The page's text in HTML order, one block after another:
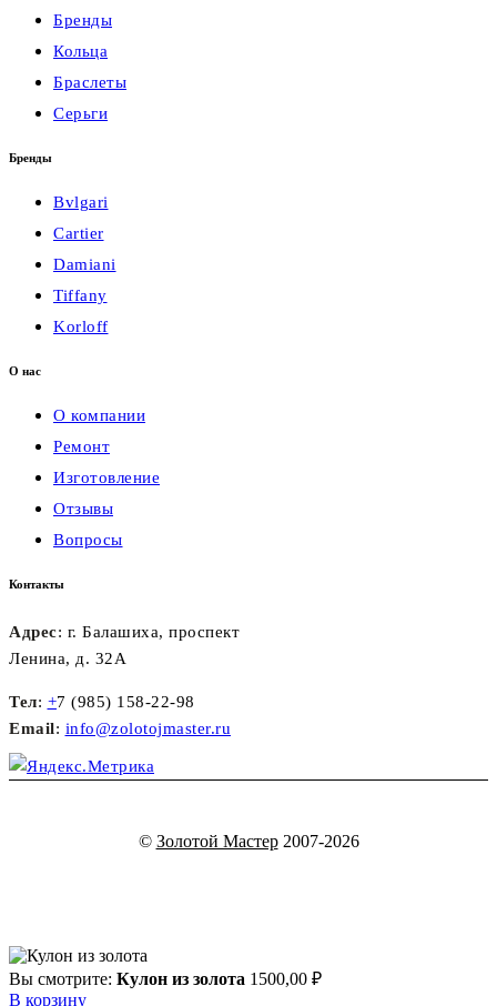
Бренды
Кольца
Браслеты
Серьги
Бренды
Bvlgari
Cartier
Damiani
Tiffany
Korloff
О нас
О компании
Ремонт
Изготовление
Отзывы
Вопросы
Контакты
Адрес: г. Балашиха, проспект
Ленина, д. 32А
Тел: +7 (985) 158-22-98
Email: info@zolotojmaster.ru
© Золотой Мастер2007-2026
Вы смотрите: Кулон из золота 1500,00 ₽
В корзину